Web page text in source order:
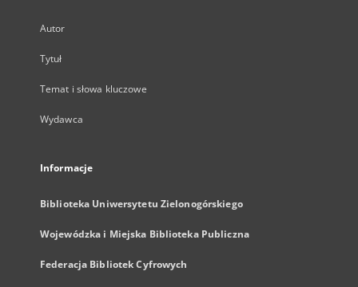
Autor
Tytuł
Temat i słowa kluczowe
Wydawca
Informacje
Biblioteka Uniwersytetu Zielonogórskiego
Wojewódzka i Miejska Biblioteka Publiczna
Federacja Bibliotek Cyfrowych